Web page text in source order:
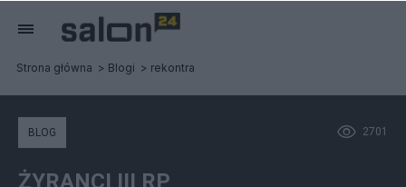
Strona główna Blogi rekontra
2701
BLOG
ŻYRANCI III RP